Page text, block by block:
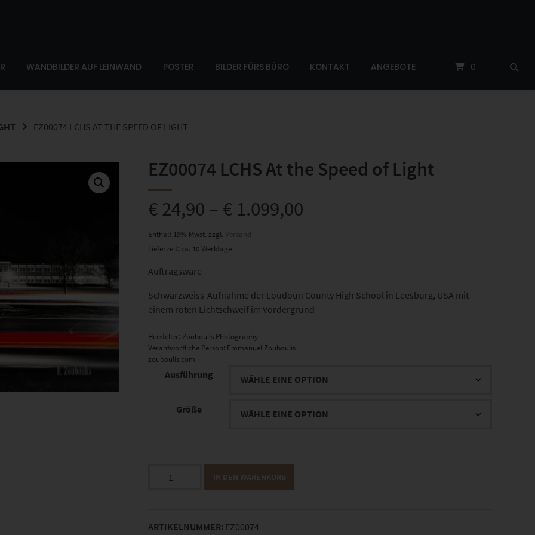
WANDBILDER AUF LEINWAND POSTER BILDER FÜRS BÜRO KONTAKT ANGEBOTE 0
EZ00074 LCHS AT THE SPEED OF LIGHT
EZ00074 LCHS At the Speed of Light
€24,90 – € 1.099,00
Enthält 19% Mwst. zzgl. Versand
Lieferzeit: ca. 10 Werktage
Auftragsware
Schwarzweiss-Aufnahme der Loudoun County High School in Leesburg, USA mit
einem roten Lichtschweif im Vordergrund
Hersteller: Zouboulis Photography
Verantwortliche Person: Emmanuel Zouboulis
zouboulis.com
Ausführung
Größe
Speed
IN DEN WARENKORB
ARTIKELNUMMER: EZ00074